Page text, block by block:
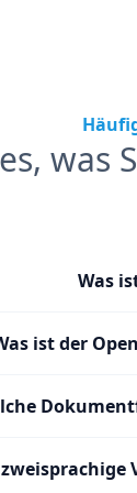
was
Was
ist der